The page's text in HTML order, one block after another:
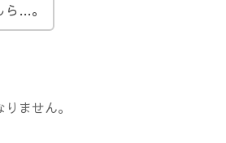
ら…。
ません。